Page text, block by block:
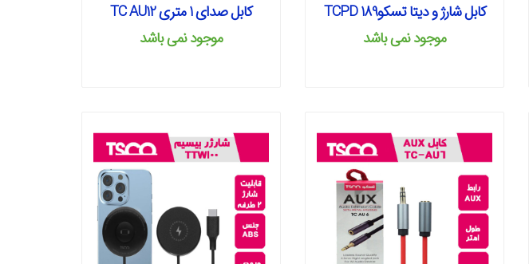
کابل شارژ و دیتا تسکوTCPD 189
موجود نمی‌ باشد
کابل صدای 1 متری TC AU12
موجود نمی‌ باشد